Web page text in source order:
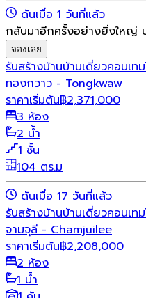
ดันเมื่อ 1 วันที่แล้ว
กลับมาอีกครั้งอย่างยิ่งใหญ่
จองเลย
รับสร้างบ้านบ้านเดี่ยวคอนเท
ทองกวาว - Tongkwaw
ราคาเริ่มต้น฿2,371,000
3 ห้อง
2 น้ำ
1 ชั้น
104 ตร.ม
ดันเมื่อ 17 วันที่แล้ว
รับสร้างบ้านบ้านเดี่ยวคอนเท
จามจุลี - Chamjuilee
ราคาเริ่มต้น฿2,208,000
2 ห้อง
1 น้ำ